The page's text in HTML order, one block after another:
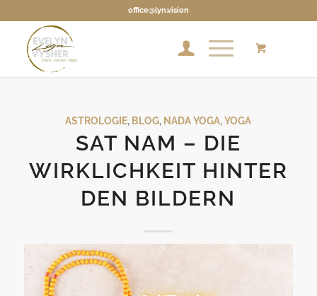
office@lyn.vision
ASTROLOGIE, BLOG, NADA YOGA,YOGA
SAT NAM – DIE
WIRKLICHKEIT HINTER
DEN BILDERN